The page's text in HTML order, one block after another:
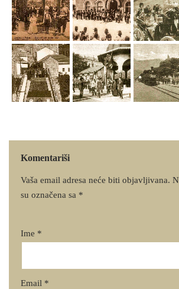
Komentariši
Vaša email adresa neće biti objavljivana.
su označena sa *
Ime *
Email *